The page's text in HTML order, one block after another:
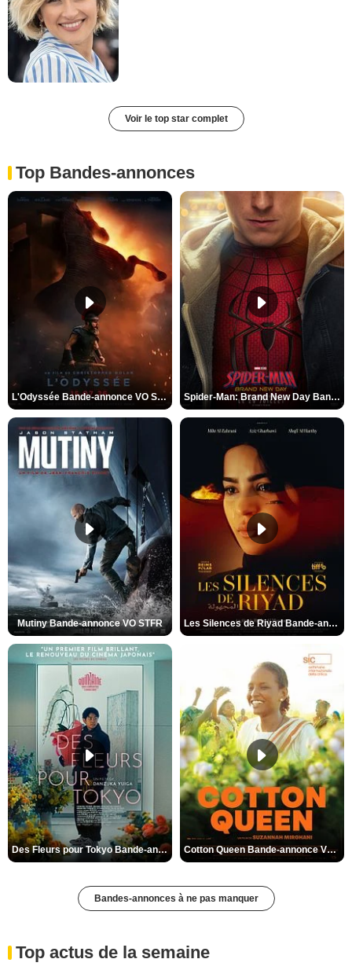
Voir le top star complet
Top Bandes-annonces
L'Odyssée Bande-annonce VO STFR Spider-Man: Brand New Day Bande-annonce VO STFR
Mutiny Bande-annonce VO STFR Les Silences de Riyad Bande-annonce VO STFR
Des Fleurs pour Tokyo Bande-annonce VO STFR Cotton Queen Bande-annonce VO STFR
Bandes-annonces à ne pas manquer
Top actus de la semaine